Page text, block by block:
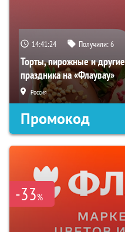
14:41:23 Получили:6
Торты, пирожные и
праздника на «Флаувау»
Россия
Промокод
-33%